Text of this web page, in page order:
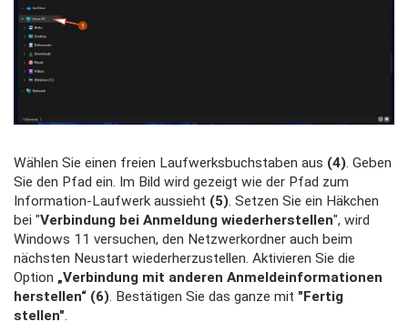
Wählen Sie einen freien Laufwerksbuchstaben aus (4). Geben
Sie den Pfad ein. Im Bild wird gezeigt wie der Pfad zum
Information-Laufwerk aussieht (5). Setzen Sie ein Häkchen
bei "Verbindung bei Anmeldung wiederherstellen", wird
Windows 11 versuchen, den Netzwerkordner auch beim
nächsten Neustart wiederherzustellen. Aktivieren Sie die
Option „Verbindung mit anderen Anmeldeinformationen
herstellen“ (6). Bestätigen Sie das ganze mit "Fertig
stellen".